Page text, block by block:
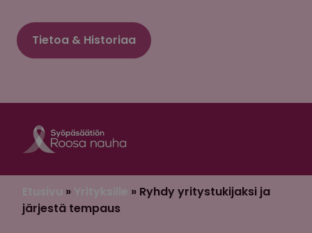
Tietoa & Historiaa
» » Ryhdy yritystukijaksi ja
järjestä tempaus